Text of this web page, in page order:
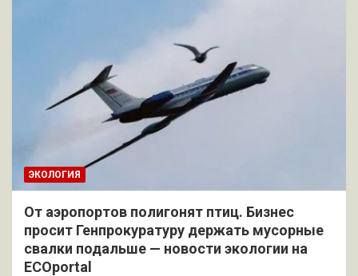
ЭКОЛОГИЯ
От аэропортов полигонят птиц. Бизнес
просит Генпрокуратуру держать мусорные
свалки подальше — новости экологии на
ECOportal